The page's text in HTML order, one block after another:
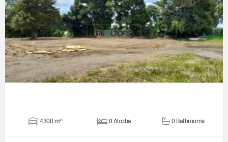
VIEW DETAILS
4300 m² 0 Alcoba 0 Bathrooms